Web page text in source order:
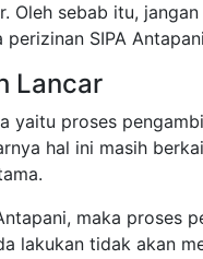
Oleh sebab itu, jangan
perizinan SIPA
Lancar
yaitu proses
hal ini masih
maka proses
lakukan tidak akan